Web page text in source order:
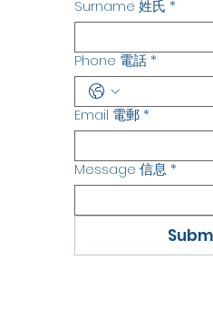
Surname 姓氏 *
Phone 電話 *
Email 電郵 *
Message 信息 *